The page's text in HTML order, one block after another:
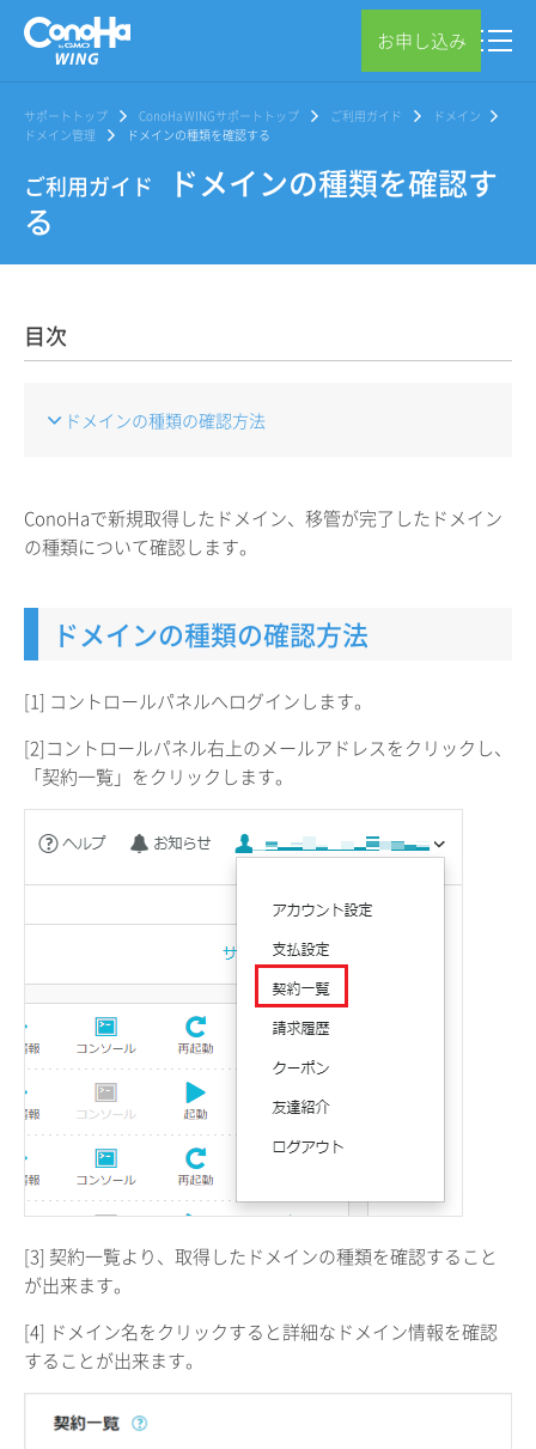
お申し込み
サポートトップ ConoHa WINGサポートトップ ご利用ガイド
ドメイン
ドメイン管理
ドメインの種類を確認する
ご利用ガイド
ドメインの種類を確認す
る
目次
ドメインの種類の確認方法
ConoHaで新規取得したドメイン、移管が完了したドメイン
の種類について確認します。
ドメインの種類の確認方法
[1] コントロールパネルへログインします。
[2]コントロールパネル右上のメールアドレスをクリックし、
「契約一覧」をクリックします。
[3] 契約一覧より、取得したドメインの種類を確認すること
が出来ます。
[4] ドメイン名をクリックすると詳細なドメイン情報を確認
することが出来ます。